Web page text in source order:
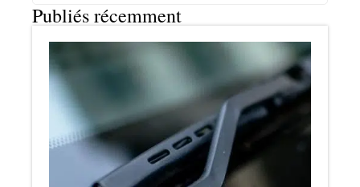
Publiés récemment